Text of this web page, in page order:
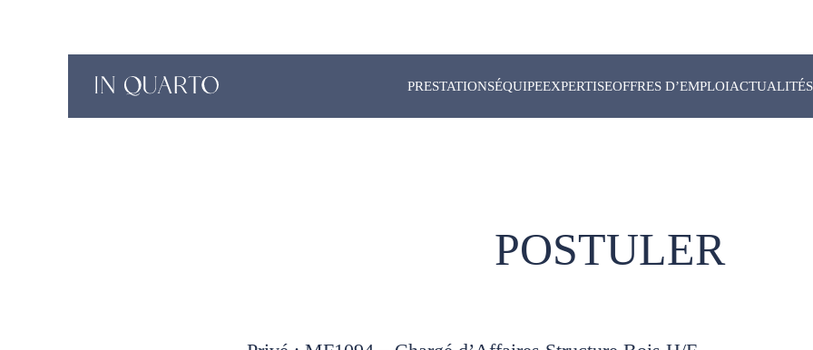
PRESTATIONSÉQUIPEEXPERTISEOFFRES D’EMPLOIACTUALITÉS
POSTULER